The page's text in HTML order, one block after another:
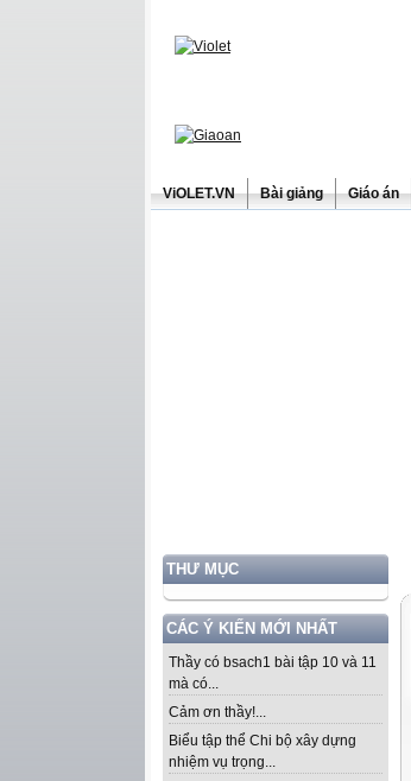
ViOLET.VN Bài giảng Giáo án
THƯ MỤC
CÁC Ý KIẾN MỚI NHẤT
Thầy có bsach1 bài tập 10 và 11
mà có...
Cảm ơn thầy!...
Biểu tập thể Chi bộ xây dựng
nhiệm vụ trọng...